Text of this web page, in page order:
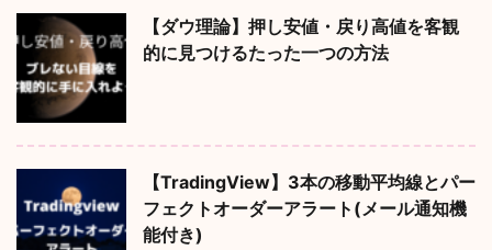
【ダウ理論】押し安値・戻り高値を客観
的に見つけるたった一つの方法
【TradingView】3本の移動平均線とパー
フェクトオーダーアラート(メール通知機
能付き)